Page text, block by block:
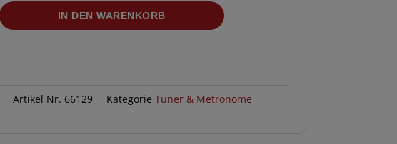
IN DEN WARENKORB
Artikel Nr. 66129 Kategorie Tuner & Metronome